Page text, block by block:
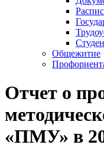
Общежитие
Отчет о
«ПМУ» в